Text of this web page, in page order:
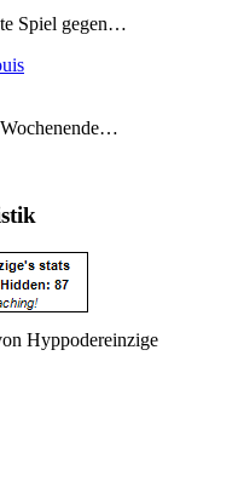
Spiel gegen…